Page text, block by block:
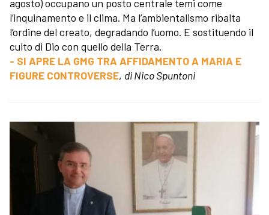
agosto) occupano un posto centrale temi come
l’inquinamento e il clima. Ma l’ambientalismo ribalta
l’ordine del creato, degradando l’uomo. E sostituendo il
culto di Dio con quello della Terra.
- SI APRE LA GMG TRA AFFIDAMENTO A MARIA E
FIGURE CONTROVERSE, di Nico Spuntoni